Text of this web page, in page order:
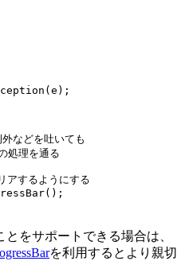
(e);
などを吐いても
処理を通る
アするようにする
();
をサポートできる場合は、
を利用するとより親切